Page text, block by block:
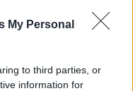
My Personal
to third parties, or
information for
3
18:24